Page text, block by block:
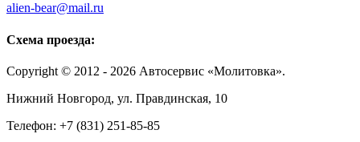
alien-bear@mail.ru
Схема проезда:
Соpyright © 2012 - 2026 Автосервис «Молитовка».
Нижний Новгород, ул. Правдинская, 10
Телефон: +7 (831) 251-85-85